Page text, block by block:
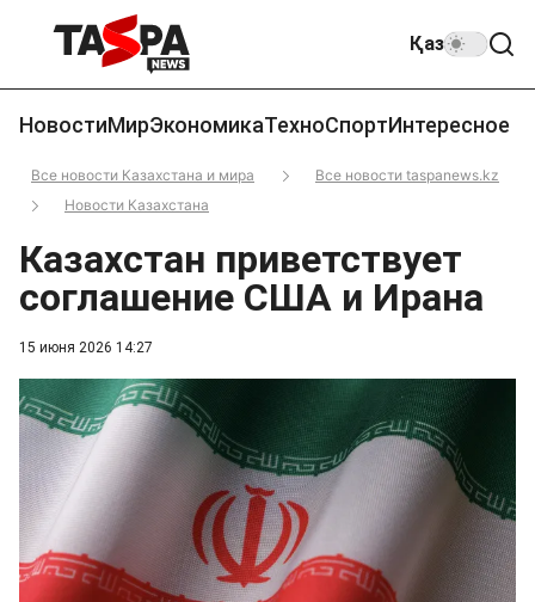
Қаз
НовостиМирЭкономикаТехноСпортИнтересное
Все новости Казахстана и мира
Все новости taspanews.kz
Новости Казахстана
15 июня 2026 14:27
Казахстан приветствует
соглашение США и Ирана